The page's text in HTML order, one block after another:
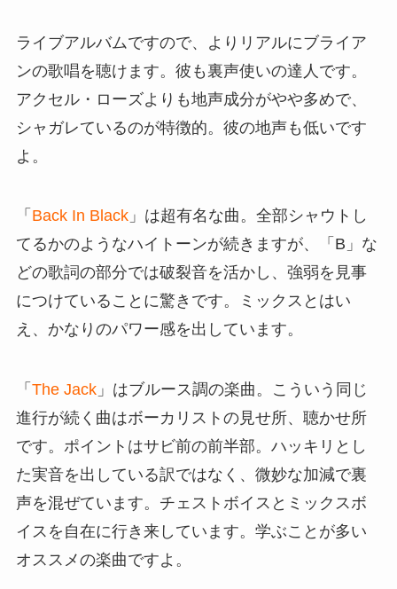
ライブアルバムですので、よりリアルにブライア
ンの歌唱を聴けます。彼も裏声使いの達人です。
アクセル・ローズよりも地声成分がやや多めで、
シャガレているのが特徴的。彼の地声も低いです
よ。
「 Back In Black」は超有名な曲。全部シャウトし
てるかのようなハイトーンが続きますが、「B」な
どの歌詞の部分では破裂音を活かし、強弱を見事
につけていることに驚きです。ミックスとはい
え、かなりのパワー感を出しています。
「 The Jack」はブルース調の楽曲。こういう同じ
進行が続く曲はボーカリストの見せ所、聴かせ所
です。ポイントはサビ前の前半部。ハッキリとし
た実音を出している訳ではなく、微妙な加減で裏
声を混ぜています。チェストボイスとミックスボ
イスを自在に行き来しています。学ぶことが多い
オススメの楽曲ですよ。